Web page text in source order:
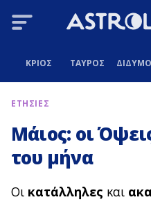
ΚΡΙΟΣ ΤΑΥΡΟΣ
ΕΤΗΣΙΕΣ
Μάιος: οι
του μήνα
Οι κατάλληλες και